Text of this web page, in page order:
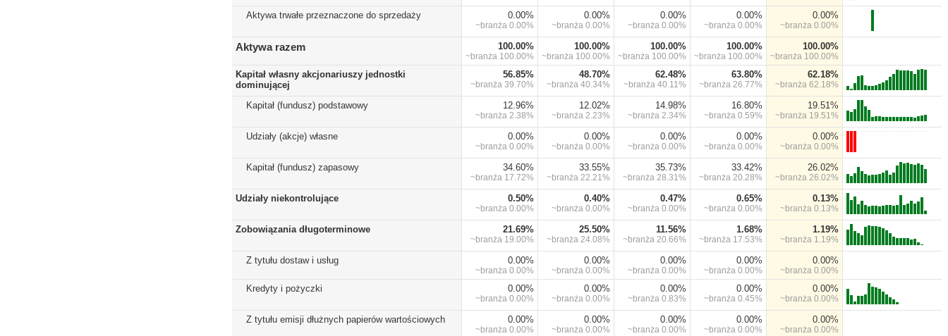
Aktywa trwałe przeznaczone do sprzedaży 0.00%
~branża 0.00%
0.00%
~branża 0.00%
0.00%
~branża 0.00%
0.00%
~branża 0.00%
0.00%
~branża 0.00%
Aktywa razem 100.00%
~branża 100.00%
100.00%
~branża 100.00%
100.00%
~branża 100.00%
100.00%
~branża 100.00%
100.00%
~branża 100.00%
Kapitał własny akcjonariuszy jednostki
dominującej
56.85%
~branża 39.70%
48.70%
~branża 40.34%
62.48%
~branża 40.11%
63.80%
~branża 26.77%
62.18%
~branża 62.18%
Kapitał (fundusz) podstawowy 12.96%
~branża 2.38%
12.02%
~branża 2.23%
14.98%
~branża 2.34%
16.80%
~branża 0.59%
19.51%
~branża 19.51%
Udziały (akcje) własne 0.00%
~branża 0.00%
0.00%
~branża 0.00%
0.00%
~branża 0.00%
0.00%
~branża 0.00%
0.00%
~branża 0.00%
Kapitał (fundusz) zapasowy 34.60%
~branża 17.72%
33.55%
~branża 22.21%
35.73%
~branża 28.31%
33.42%
~branża 20.28%
26.02%
~branża 26.02%
Udziały niekontrolujące 0.50%
~branża 0.00%
0.40%
~branża 0.00%
0.47%
~branża 0.00%
0.65%
~branża 0.00%
0.13%
~branża 0.13%
Zobowiązania długoterminowe 21.69%
~branża 19.00%
25.50%
~branża 24.08%
11.56%
~branża 20.66%
1.68%
~branża 17.53%
1.19%
~branża 1.19%
Z tytułu dostaw i usług 0.00%
~branża 0.00%
0.00%
~branża 0.00%
0.00%
~branża 0.00%
0.00%
~branża 0.00%
0.00%
~branża 0.00%
Kredyty i pożyczki 0.00%
~branża 0.00%
0.00%
~branża 0.00%
0.00%
~branża 0.83%
0.00%
~branża 0.45%
0.00%
~branża 0.00%
Z tytułu emisji dłużnych papierów wartościowych 0.00%
~branża 0.00%
0.00%
~branża 0.00%
0.00%
~branża 0.00%
0.00%
~branża 0.00%
0.00%
~branża 0.00%